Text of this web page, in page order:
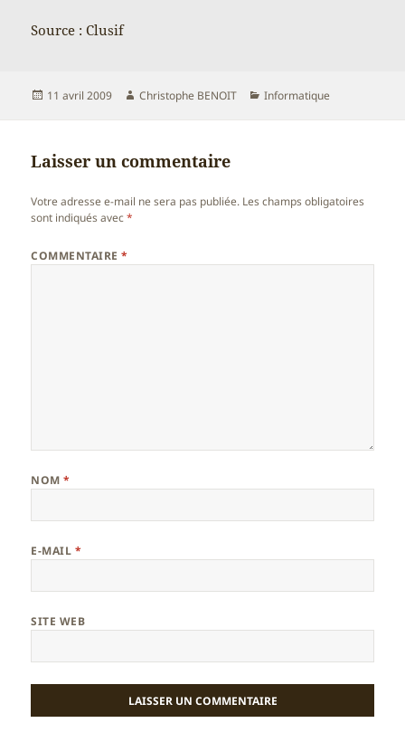
Source : Clusif
Publié
11 avril 2009 Auteur
Christophe BENOIT Catégories
Informatique
Laisser un commentaire
Votre adresse e-mail ne sera pas publiée. Les champs obligatoires
sont indiqués avec*
COMMENTAIRE*
NOM*
E-MAIL *
SITE WEB